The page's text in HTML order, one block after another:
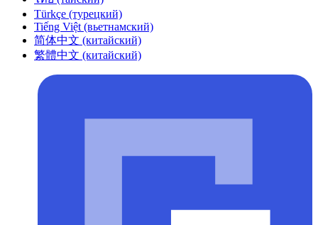
Türkçe (турецкий)
Tiếng Việt (вьетнамский)
简体中文 (китайский)
繁體中文 (китайский)